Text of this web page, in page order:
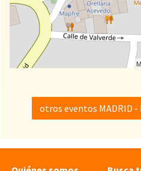
otros eventos MADRID